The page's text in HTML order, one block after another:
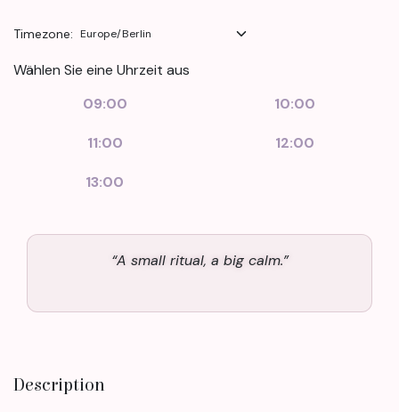
Timezone:
Wählen Sie eine Uhrzeit aus
09:00
10:00
11:00 12:00
13:00
“A small ritual, a big calm.”
Description